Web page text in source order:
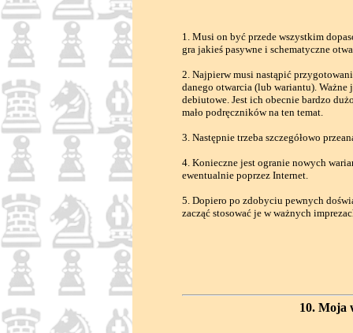
1. Musi on być przede wszystkim
gra jakieś pasywne i schematyczne
2. Najpierw musi nastąpić
danego otwarcia (lub wariantu).
debiutowe. Jest ich obecnie bardzo
mało podręczników na ten temat.
3. Następnie trzeba szczegółowo
4. Konieczne jest ogranie nowych
ewentualnie poprzez Internet.
5. Dopiero po zdobyciu pewnych
zacząć stosować je w ważnych
10. Moja